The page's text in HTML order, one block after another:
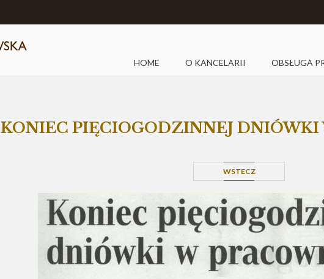
HOME O KANCELARII OBSŁUGA
KONIEC PIĘCIOGODZINNEJ DNIÓWKI
WSTECZ